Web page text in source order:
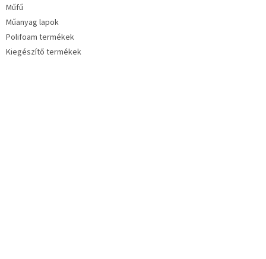
Műfű
Műanyag lapok
Polifoam termékek
Kiegészítő termékek